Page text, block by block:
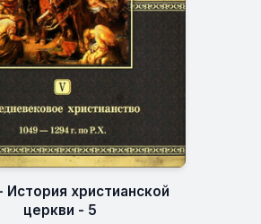
христианской
церкви - 5